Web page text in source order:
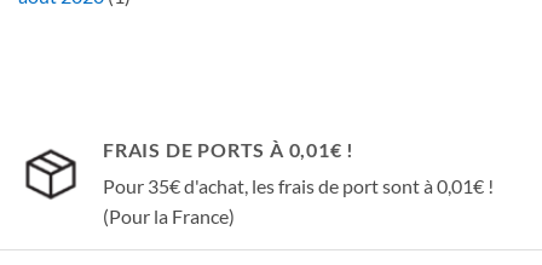
FRAIS DE PORTS À 0,01€ !
Pour 35€ d'achat, les frais de port sont à 0,01€ !
(Pour la France)